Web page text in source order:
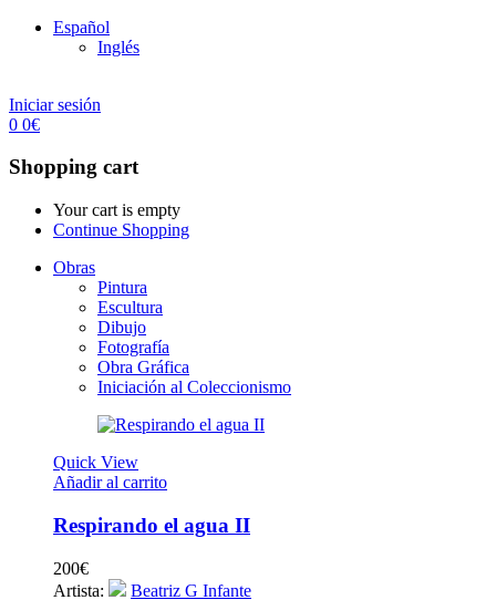
Español
Inglés
Iniciar sesión
0 0€
Shopping cart
Your cart is empty
Continue Shopping
Obras
Pintura
Escultura
Dibujo
Fotografía
Obra Gráfica
Iniciación al Coleccionismo
Quick View
Añadir al carrito
Respirando el agua II
200€
Artista:
Beatriz G Infante